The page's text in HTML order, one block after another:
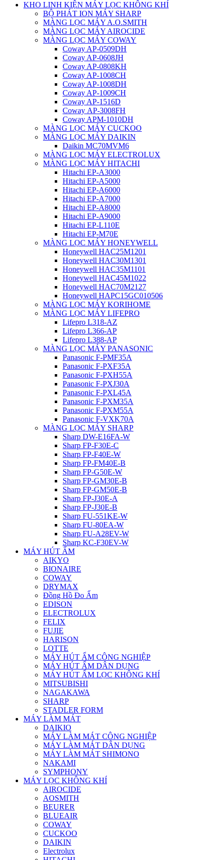
KHO LINH KIỆN MÁY LỌC KHÔNG KHÍ
BỘ PHÁT ION MÁY SHARP
MÀNG LỌC MÁY A.O.SMITH
MÀNG LỌC MÁY AIROCIDE
MÀNG LỌC MÁY COWAY
Coway AP-0509DH
Coway AP-0608JH
Coway AP-0808KH
Coway AP-1008CH
Coway AP-1008DH
Coway AP-1009CH
Coway AP-1516D
Coway AP-3008FH
Coway APM-1010DH
MÀNG LỌC MÁY CUCKOO
MÀNG LỌC MÁY DAIKIN
Daikin MC70MVM6
MÀNG LỌC MÁY ELECTROLUX
MÀNG LỌC MÁY HITACHI
Hitachi EP-A3000
Hitachi EP-A5000
Hitachi EP-A6000
Hitachi EP-A7000
Hitachi EP-A8000
Hitachi EP-A9000
Hitachi EP-L110E
Hitachi EP-M70E
MÀNG LỌC MÁY HONEYWELL
Honeywell HAC25M1201
Honeywell HAC30M1301
Honeywell HAC35M1101
Honeywell HAC45M1022
Honeywell HAC70M2127
Honeywell HAPC15GC010506
MÀNG LỌC MÁY KORIHOME
MÀNG LỌC MÁY LIFEPRO
Lifepro L318-AZ
Lifepro L366-AP
Lifepro L388-AP
MÀNG LỌC MÁY PANASONIC
Panasonic F-PMF35A
Panasonic F-PXF35A
Panasonic F-PXH55A
Panasonic F-PXJ30A
Panasonic F-PXL45A
Panasonic F-PXM35A
Panasonic F-PXM55A
Panasonic F-VXK70A
MÀNG LỌC MÁY SHARP
Sharp DW-E16FA-W
Sharp FP-F30E-C
Sharp FP-F40E-W
Sharp FP-FM40E-B
Sharp FP-G50E-W
Sharp FP-GM30E-B
Sharp FP-GM50E-B
Sharp FP-J30E-A
Sharp FP-J30E-B
Sharp FU-551KE-W
Sharp FU-80EA-W
Sharp FU-A28EV-W
Sharp KC-F30EV-W
MÁY HÚT ẨM
AIKYO
BIONAIRE
COWAY
DRYMAX
Đồng Hồ Đo Ẩm
EDISON
ELECTROLUX
FELIX
FUJIE
HARISON
LOTTE
MÁY HÚT ẨM CÔNG NGHIỆP
MÁY HÚT ẨM DÂN DỤNG
MÁY HÚT ẨM LỌC KHÔNG KHÍ
MITSUBISHI
NAGAKAWA
SHARP
STADLER FORM
MÁY LÀM MÁT
DAIKIO
MÁY LÀM MÁT CÔNG NGHIỆP
MÁY LÀM MÁT DÂN DỤNG
MÁY LÀM MÁT SHIMONO
NAKAMI
SYMPHONY
MÁY LỌC KHÔNG KHÍ
AIROCIDE
AOSMITH
BEURER
BLUEAIR
COWAY
CUCKOO
DAIKIN
Electrolux